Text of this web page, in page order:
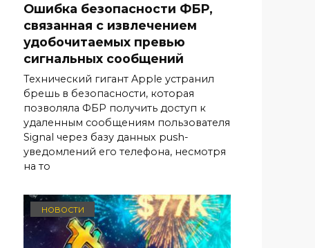
Ошибка безопасности ФБР,
связанная с извлечением
удобочитаемых превью
сигнальных сообщений
Технический гигант Apple устранил
брешь в безопасности, которая
позволяла ФБР получить доступ к
удаленным сообщениям пользователя
Signal через базу данных push-
уведомлений его телефона, несмотря
на то
НОВОСТИ